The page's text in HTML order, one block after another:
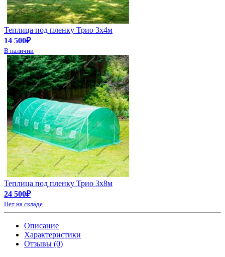
Теплица под пленку Трио 3х4м
14 500₽
В наличии
Теплица под пленку Трио 3х8м
24 500₽
Нет на складе
Описание
Характеристики
Отзывы (0)